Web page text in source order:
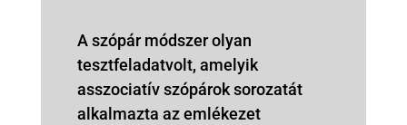
A szópár módszer olyan
tesztfeladatvolt, amelyik
asszociatív szópárok sorozatát
alkalmazta az emlékezet